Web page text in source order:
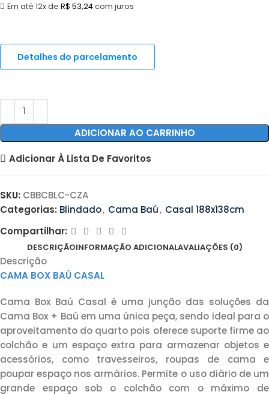
Em até 12x de R$ 53,24com juros
Detalhes do parcelamento
ADICIONAR AO CARRINHO
Adicionar À Lista De Favoritos
SKU: CBBCBLC-CZA
Categorias: Blindado, Cama Baú, Casal 188x138cm
Compartilhar:
DESCRIÇÃOINFORMAÇÃO ADICIONALAVALIAÇÕES (0)
Descrição
CAMA BOX BAÚ CASAL
Cama Box Baú Casal é uma junção das soluções da
Cama Box + Baú em uma única peça, sendo ideal para o
aproveitamento do quarto pois oferece suporte firme ao
colchão e um espaço extra para armazenar objetos e
acessórios, como travesseiros, roupas de cama e
poupar espaço nos armários. Permite o uso diário de um
grande espaço sob o colchão com o máximo de